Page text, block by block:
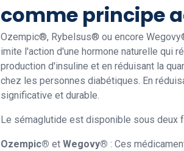
comme principe
Ozempic®, Rybelsus® ou encore
imite l'action d'une hormone naturelle qui
production d'insuline et en réduisant la
chez les personnes diabétiques. En
significative et durable.
Le sémaglutide est disponible sous deux
Ozempic® et Wegovy® : Ces